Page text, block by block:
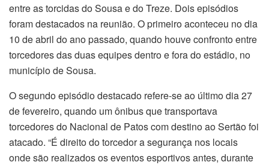
entre as torcidas do Sousa e do Treze. Dois episódios
foram destacados na reunião. O primeiro aconteceu no dia
10 de abril do ano passado, quando houve confronto entre
torcedores das duas equipes dentro e fora do estádio, no
município de Sousa.
O segundo episódio destacado refere-se ao último dia 27
de fevereiro, quando um ônibus que transportava
torcedores do Nacional de Patos com destino ao Sertão foi
atacado. “É direito do torcedor a segurança nos locais
onde são realizados os eventos esportivos antes, durante